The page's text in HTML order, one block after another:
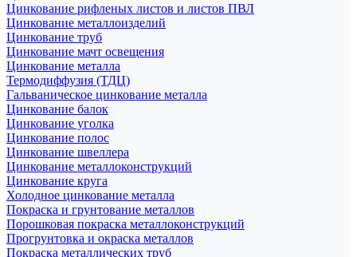
Цинкование рифленых листов и листов ПВЛ
Цинкование металлоизделий
Цинкование труб
Цинкование мачт освещения
Цинкование металла
Термодиффузия (ТДЦ)
Гальваническое цинкование металла
Цинкование балок
Цинкование уголка
Цинкование полос
Цинкование швеллера
Цинкование металлоконструкций
Цинкование круга
Холодное цинкование металла
Покраска и грунтование металлов
Порошковая покраска металлоконструкций
Прогрунтовка и окраска металлов
Покраска металлических труб